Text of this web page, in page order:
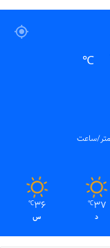
℃
37
℃
د
36
℃
س